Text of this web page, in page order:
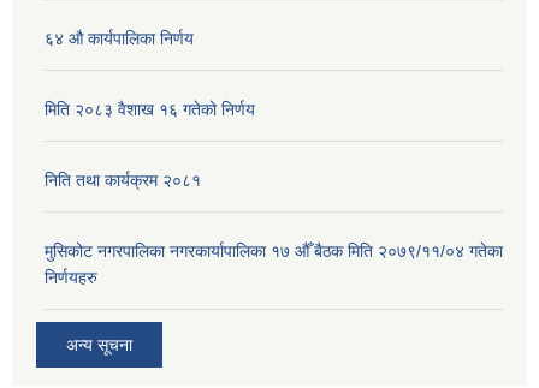
६४ औ कार्यपालिका निर्णय
मिति २०८३ वैशाख १६ गतेको निर्णय
निति तथा कार्यक्रम २०८१
मुसिकोट नगरपालिका नगरकार्यापालिका १७ औँ बैठक मिति २०७९/११/०४ गतेका
निर्णयहरु
अन्य सूचना